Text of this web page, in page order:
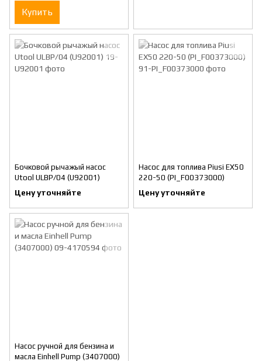
Купить
Бочковой рычажый насос
Utool ULBP/04 (U92001)
Цену уточняйте
Насос для топлива Piusi ЕХ50
220-50 (PI_F00373000)
Цену уточняйте
Насос ручной для бензина и
масла Einhell Pump (3407000)